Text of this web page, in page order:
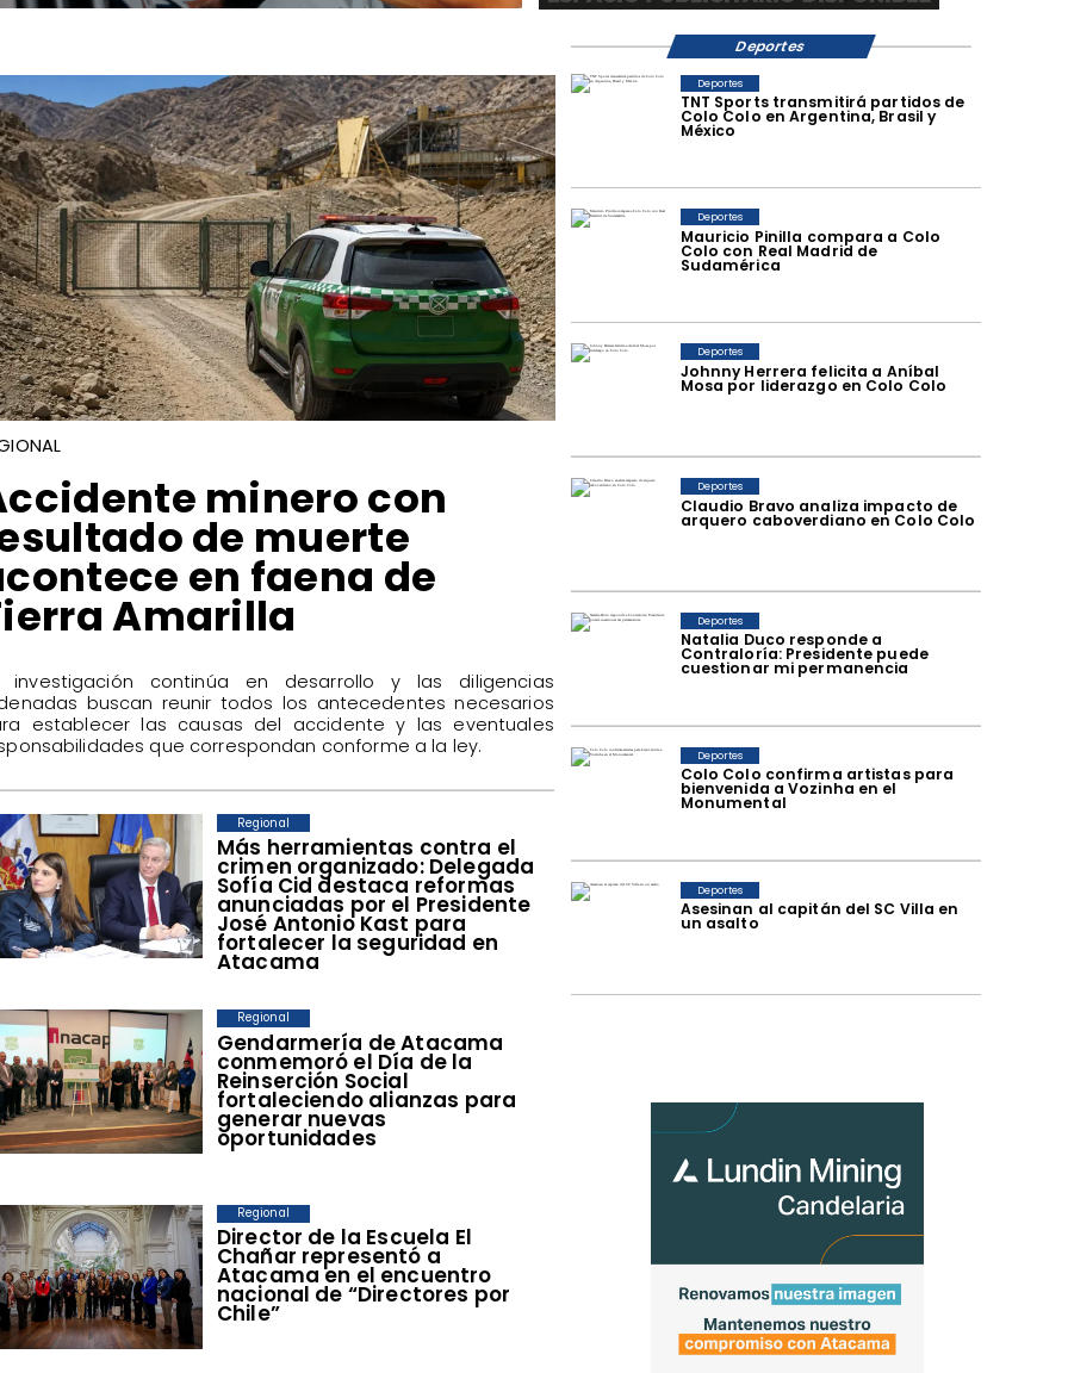
TNT Sports transmitirá partidos de
Colo Colo en Argentina, Brasil y
México
Deportes
Mauricio Pinilla compara a Colo
Colo con Real Madrid de
Sudamérica
Deportes
Johnny Herrera felicita a Aníbal
Mosa por liderazgo en Colo Colo
Deportes
Claudio Bravo analiza impacto de
arquero caboverdiano en Colo Colo
Deportes
Natalia Duco responde a
Contraloría: Presidente puede
cuestionar mi permanencia
Deportes
Colo Colo confirma artistas para
bienvenida a Vozinha en el
Monumental
Deportes
Asesinan al capitán del SC Villa en
un asalto
Deportes
​Más herramientas contra el
crimen organizado: Delegada
Sofía Cid destaca reformas
anunciadas por el Presidente
José Antonio Kast para
fortalecer la seguridad en
Atacama
Regional
​Gendarmería de Atacama
conmemoró el Día de la
Reinserción Social
fortaleciendo alianzas para
generar nuevas
oportunidades
Regional
​Director de la Escuela El
Chañar representó a
Atacama en el encuentro
nacional de “Directores por
Chile”
Regional
minero con
de muerte
en faena de
Amarilla
investigación continúa en desarrollo y las diligencias
buscan reunir todos los antecedentes necesarios
establecer las causas del accidente y las eventuales
que correspondan conforme a la ley.
Deportes